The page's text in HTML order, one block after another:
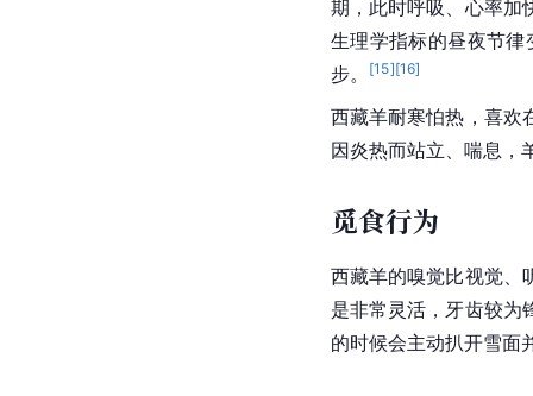
期，此时呼吸、心率加
生理学指标的昼夜节律
步。
[15][16]
西藏羊耐寒怕热，喜欢
因炎热而站立、喘息，
觅食行为
西藏羊的嗅觉比视觉、
是非常灵活，牙齿较为
的时候会主动扒开雪面